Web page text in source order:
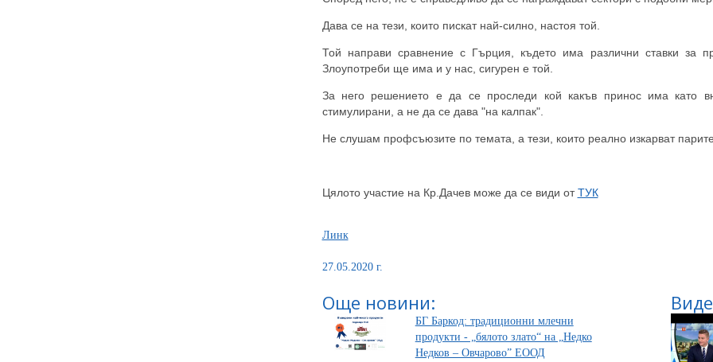
Дава се на тези, които пискат най-силно, настоя той.
Той направи сравнение с Гърция, където има различни ставки за
Злоупотреби ще има и у нас, сигурен е той.
За него решението е да се проследи кой какъв принос има като
стимулирани, а не да се дава "на калпак".
Не слушам профсъюзите по темата, а тези, които реално изкарват
Цялото участие на Кр.Дачев може да се види отТУК
Линк
27.05.2020 г.
Още новини:
БГ Баркод: традиционни млечни
продукти - „бялото злато“ на „Недко
Недков – Овчарово” ЕООД